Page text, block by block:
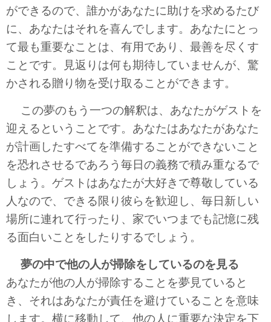
ができるので、誰かがあなたに助けを求めるたび
に、あなたはそれを喜んでします。あなたにとっ
て最も重要なことは、有用であり、最善を尽くす
ことです。見返りは何も期待していませんが、驚
かされる贈り物を受け取ることができます。
この夢のもう一つの解釈は、あなたがゲストを
迎えるということです。あなたはあなたがあなた
が計画したすべてを準備することができないこと
を恐れさせるであろう毎日の義務で積み重なるで
しょう。ゲストはあなたが大好きで尊敬している
人なので、できる限り彼らを歓迎し、毎日新しい
場所に連れて行ったり、家でいつまでも記憶に残
る面白いことをしたりするでしょう。
夢の中で他の人が掃除をしているのを見る
あなたが他の人が掃除することを夢見ていると
き、それはあなたが責任を避けていることを意味
します。横に移動して、他の人に重要な決定を下